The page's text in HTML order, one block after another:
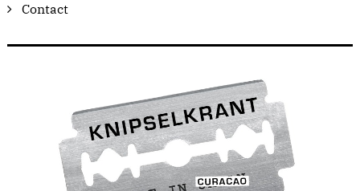
Contact